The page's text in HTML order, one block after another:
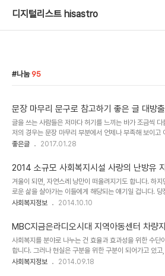
디지털리스트 hisastro
나눔 95
문장 마무리 문구로 참고하기 좋은 글 대방
글을 쓰는 사람들은 저마다 허기를 느끼는 바가 조금씩 다
저의 경우는 문장 마무리 부분에서 언제나 부족해 보이고
게 다가오곤 했습니다. 늘상 반복되고 비슷한 문구로 이어
그간 약 1년 정도 괜찮은 글들을 접하게 될 때마다, 특히 마
로 좋다는 생각으로 눈에 들어온 문구들을 기록해두고 있
런데, 문제는 그간의 경험상 이게 그렇게 정리를 해둔다고
에 녹아드는 건 아니라는 사실입니다. 그래서 고민을 좀 해
그리고 어떻게 될지는 모르겠지만 공개적으로 정리해가는
하면서 지속적으로 조금씩 추가하면서 살..
좋은글 2017.01.28
2014 소규모 사회복지시설 사랑의 난방유
안내
겨울이 되면, 자연스레 낭만이 떠올려지기도 합니다. 하지
로운 삶을 살아가는 이들에게 해당되는 얘기일 겁니다. 당
이 겨울을 어떻게 나야할지 난감한 이들이 더 많은 것이 현
고 봅니다. 이제 겨울이 성큼 다가왔습니다. 한 가족의 살
는 것도 버거운데, 한 가족만이 아니라 누군가를 위해서 고
라면 고민은 더 커질 수 밖에 없습니다. 규모가 어느정도
이 상대적으로 넉넉한 복지시설을 제외하면 대부분이 공
게되는 고민이라고 알고 있습니다. 때마침 겨울을 맞아 현
사회복지정보 2014.10.10
MBC지금은라디오시대 지역아동센터 차량
사회복지를 분야로 나누는 건 효율과 효과성을 위한 수단
합니다. 그러나 현실은 구분을 위한 구분이 되어가고 있고
사회복지 영역 내에서도 양극화가 존재한다는 사실은 사회
사회복지정보 2014.09.18